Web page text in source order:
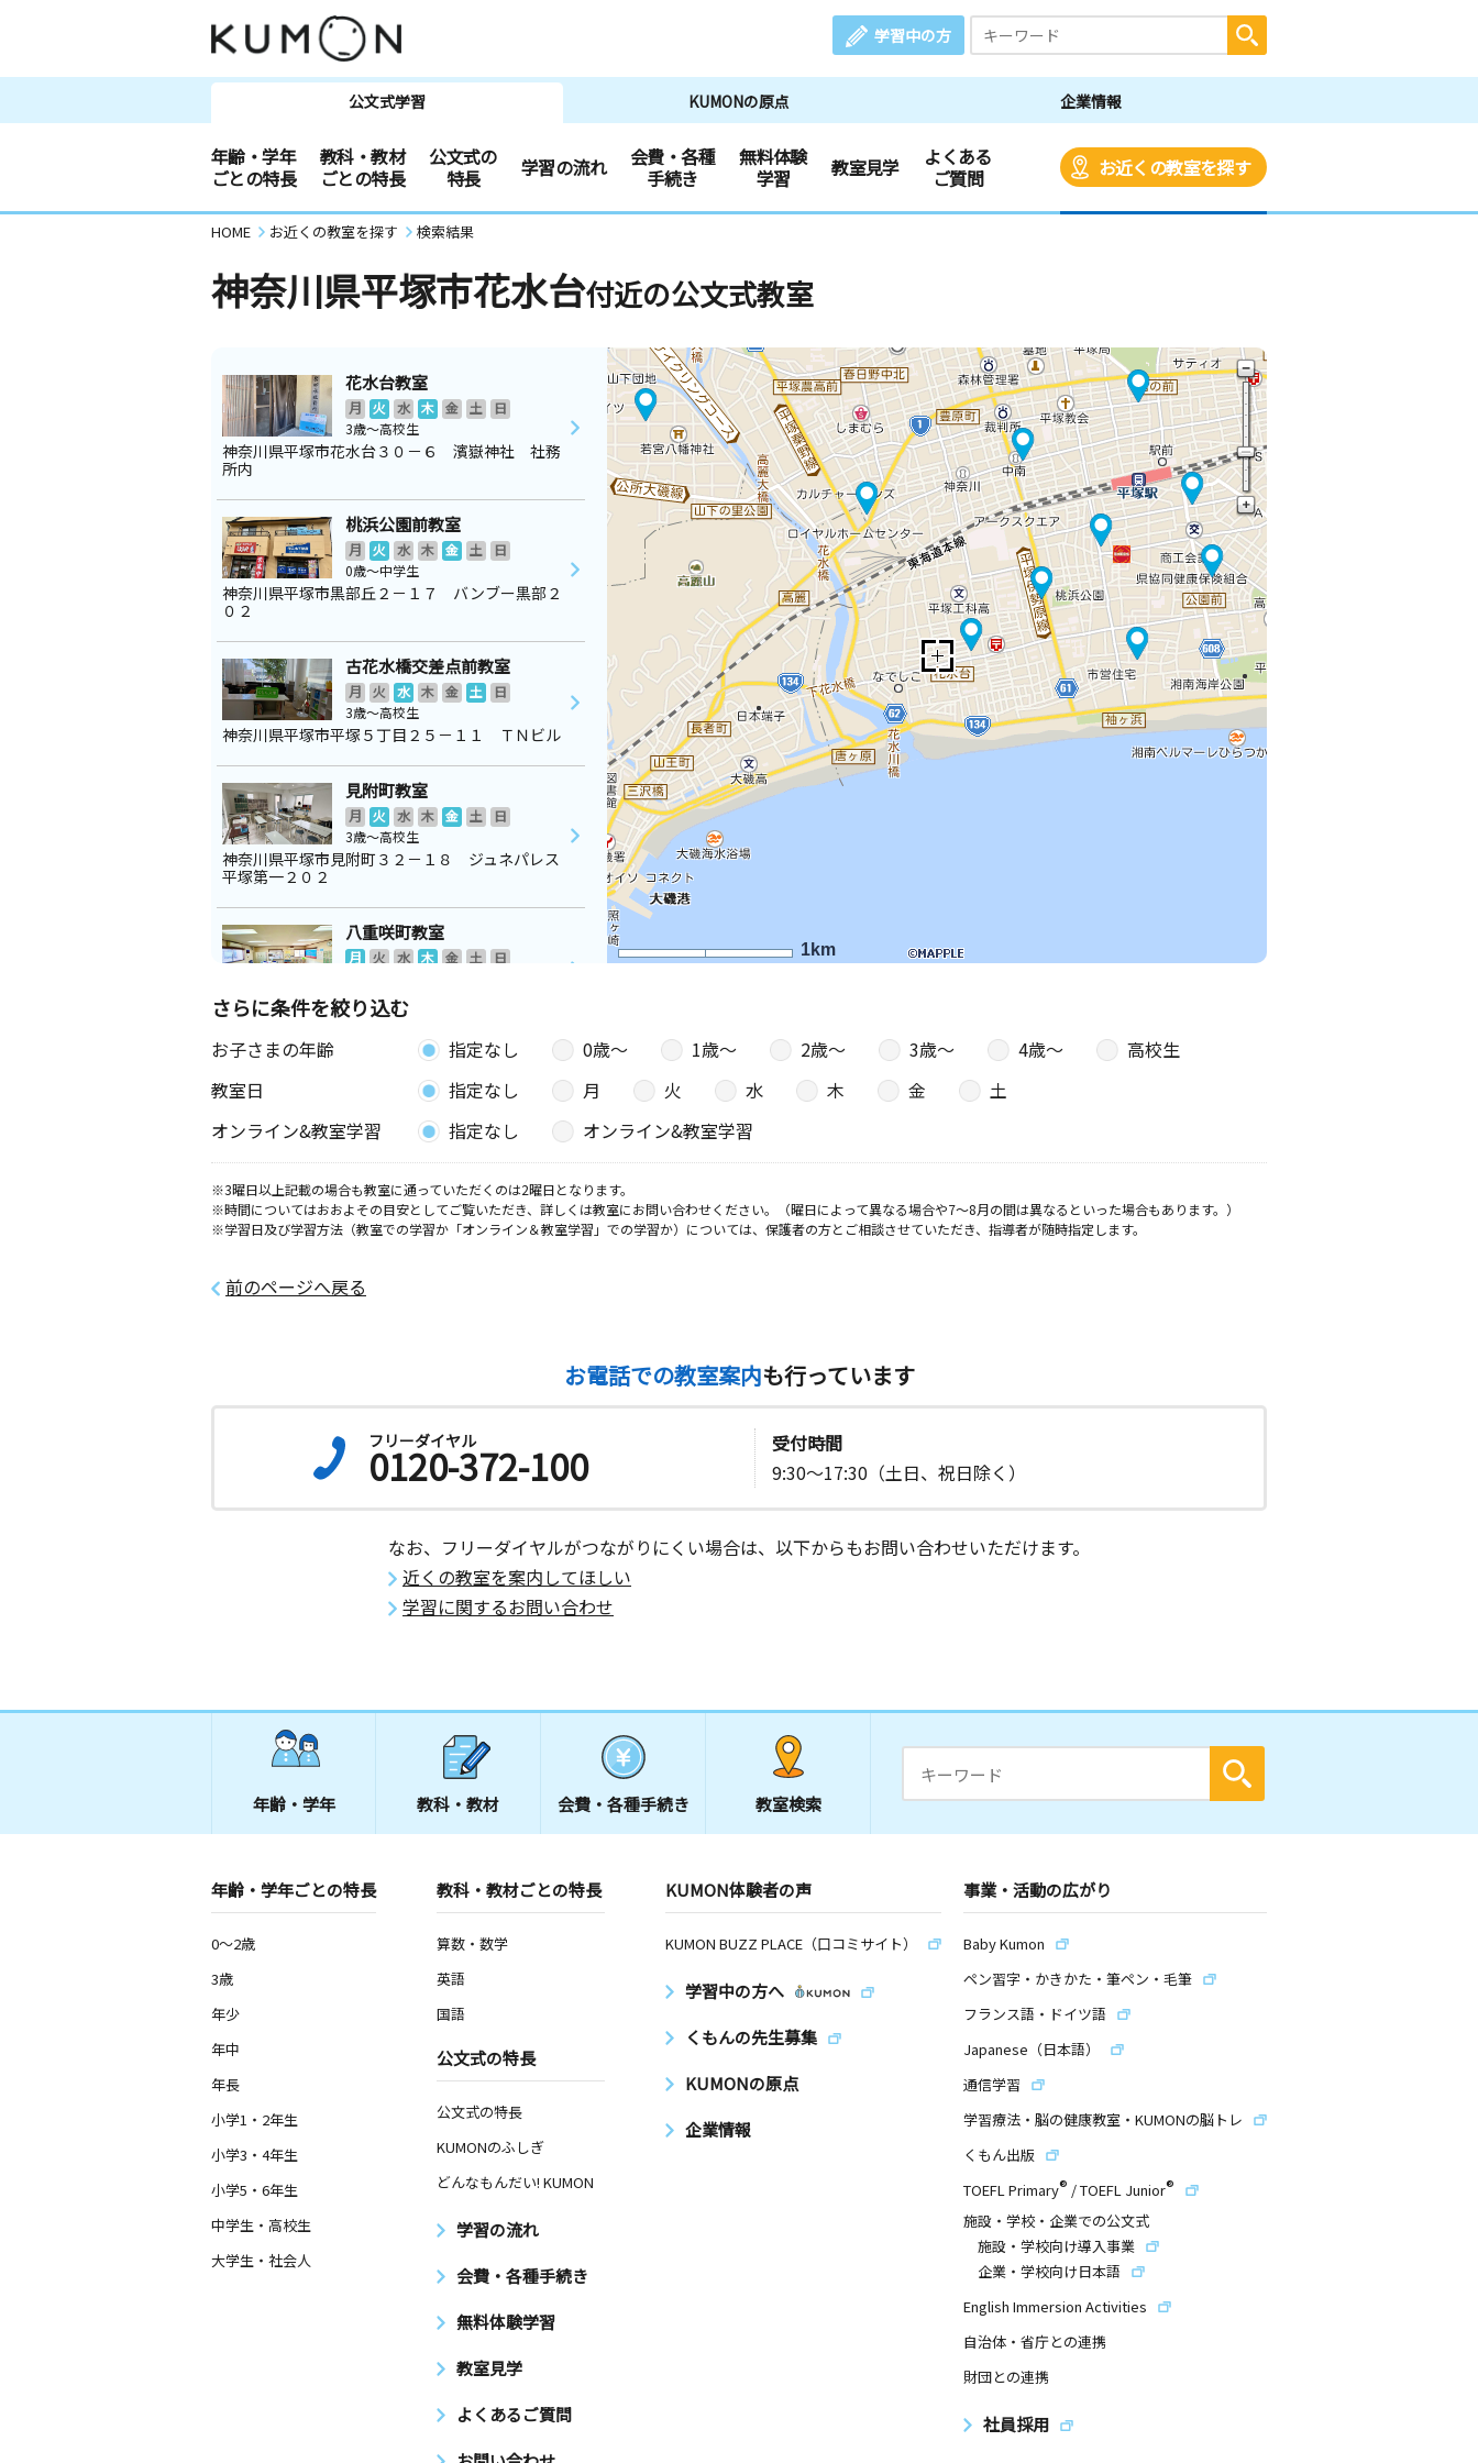
学習中の方
公文式学習 KUMONの原点 企業情報
年齢・学年
ごとの特長
教科・教材
ごとの特長
公文式の
特長
学習の流れ
会費・各種
手続き
無料体験
学習
教室見学
よくある
ご質問
お近くの教室を探す
HOME お近くの教室を探す 検索結果
神奈川県平塚市花水台付近の公文式教室
1km
花水台教室
月 火 水 木 金 土
日
3歳～高校生
神奈川県平塚市花水台３０－６ 濱嶽神社 社務
所内
桃浜公園前教室
月 火 水 木 金 土
日
0歳～中学生
神奈川県平塚市黒部丘２－１７ バンブー黒部２
０２
古花水橋交差点前教室
月 火 水 木 金 土
日
3歳～高校生
神奈川県平塚市平塚５丁目２５－１１ ＴＮビル
見附町教室
月 火 水 木 金 土
日
3歳～高校生
神奈川県平塚市見附町３２－１８ ジュネパレス
平塚第一２０２
八重咲町教室
月 火 水 木 金 土
日
神奈川県平塚市八重咲町１５－２０ ２階
袖ヶ浜教室
木 金 土
日
神奈川県平塚市袖ケ浜１８－９
夕陽ヶ丘教室
月 火 水 木 金 土
日
0歳～高校生
明石町教室
火 木 金 土
日
神奈川県平塚市明石町５－４
山下教室
水 木 金 土
日
3歳～高校生
さらに条件を絞り込む
お子さまの年齢 指定なし 0歳〜 1歳〜 2歳〜 3歳〜 4歳〜
高校生
教室日
指定なし 月 火 水 木 金
土
オンライン&教室学習
指定なし オンライン&教室学習
※3曜日以上記載の場合も教室に通っていただくのは2曜日となります。
※時間についてはおおよその目安としてご覧いただき、詳しくは教室にお問い合わせください。（曜日によって異なる場合や7～8月の間は異なるといった場合もあります。）
※学習日及び学習方法（教室での学習か「オンライン＆教室学習」での学習か）については、保護者の方とご相談させていただき、指導者が随時指定します。
前のページへ戻る
お電話での教室案内も行っています
フリーダイヤル
0120-372-100
受付時間
9:30～17:30（土日、祝日除く）
なお、フリーダイヤルがつながりにくい場合は、以下からもお問い合わせいただけます。
近くの教室を案内してほしい
学習に関するお問い合わせ
年齢・学年 教科・教材 会費・ 各種手続き 教室検索
年齢・学年ごとの特長
0～2歳
3歳
年少
年中
年長
小学1・2年生
小学3・4年生
小学5・6年生
中学生・高校生
大学生・社会人
教科・教材ごとの特長
算数・数学
英語
国語
公文式の特長
公文式の特長
KUMONのふしぎ
どんなもんだい! KUMON
学習の流れ
会費・各種手続き
無料体験学習
教室見学
よくあるご質問
KUMON体験者の声
KUMON BUZZ PLACE（口コミサイト）
学習中の方へ
くもんの先生募集
KUMONの原点
企業情報
事業・活動の広がり
Baby Kumon
ペン習字・かきかた・筆ペン・毛筆
フランス語・ドイツ語
Japanese（日本語）
通信学習
学習療法・脳の健康教室・KUMONの脳トレ
くもん出版
TOEFL Primary® /TOEFL Junior®
施設・学校・企業での公文式
施設・学校向け導入事業
企業・学校向け日本語
English Immersion Activities
自治体・省庁との連携
財団との連携
社員採用